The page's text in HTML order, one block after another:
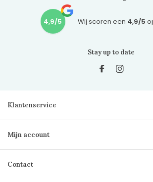
4,9/5 Wij scoren een 4,9/5
Stay up to date
Klantenservice
Mijn account
Contact